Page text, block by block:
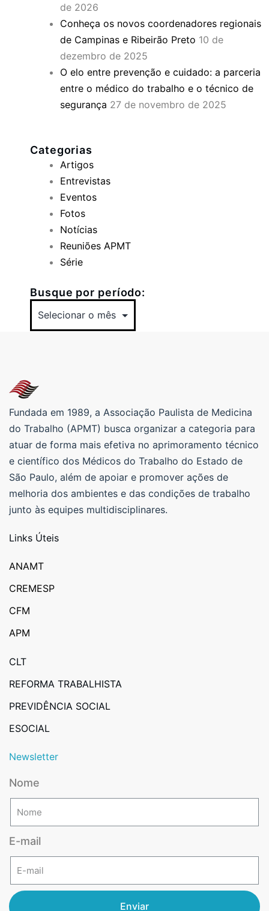
de 2026
Conheça os novos coordenadores regionais
de Campinas e Ribeirão Preto 10 de
dezembro de 2025
O elo entre prevenção e cuidado: a parceria
entre o médico do trabalho e o técnico de
segurança 27 de novembro de 2025
Categorias
Artigos
Entrevistas
Eventos
Fotos
Notícias
Reuniões APMT
Série
Busque por período:
Fundada em 1989, a Associação Paulista de Medicina
do Trabalho (APMT) busca organizar a categoria para
atuar de forma mais efetiva no aprimoramento técnico
e científico dos Médicos do Trabalho do Estado de
São Paulo, além de apoiar e promover ações de
melhoria dos ambientes e das condições de trabalho
junto às equipes multidisciplinares.
Links Úteis
ANAMT
CREMESP
CFM
APM
CLT
REFORMA TRABALHISTA
PREVIDÊNCIA SOCIAL
ESOCIAL
Newsletter
Nome
E-mail
Enviar